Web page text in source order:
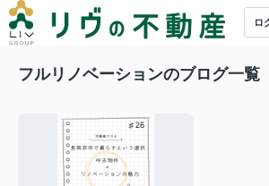
ロ
フルリノベーションのブログ一覧